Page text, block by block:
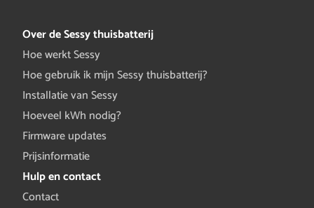
Over de Sessy thuisbatterij
Hoe werkt Sessy
Hoe gebruik ik mijn Sessy thuisbatterij?
Installatie van Sessy
Hoeveel kWh nodig?
Firmware updates
Prijsinformatie
Hulp en contact
Contact